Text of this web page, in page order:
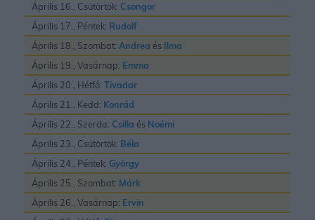
Április 16., Csütörtök: Csongor
Április 17., Péntek: Rudolf
Április 18., Szombat: Andrea és Ilma
Április 19., Vasárnap: Emma
Április 20., Hétfő: Tivadar
Április 21., Kedd: Konrád
Április 22., Szerda: Csilla és Noémi
Április 23., Csütörtök: Béla
Április 24., Péntek: György
Április 25., Szombat: Márk
Április 26., Vasárnap: Ervin